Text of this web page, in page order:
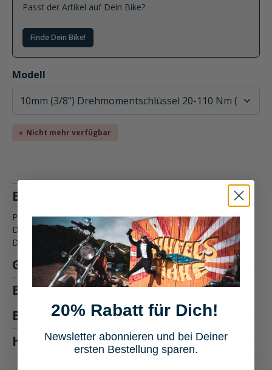
Passt der Artikel auf Dein Bike?
Finde Dein Bike!
Modell
auswählen
Nicht mehr verfügbar
Beschreibung
Produktbeschreibung: BGS 10mm (3/8")
Drehmomentschlüssel 20-110 Nm Der BGS 10mm (3/8")
Drehmomentschlüssel 20-110 Nm ist De…Mehr
Größentabelle
Eigenschaften
Bewertungen
Hersteller "BGS"
20% Rabatt für Dich!
Newsletter abonnieren und bei Deiner
ersten Bestellung sparen.